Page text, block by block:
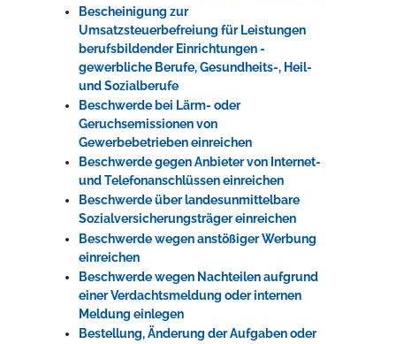
Bescheinigung zur
Umsatzsteuerbefreiung für Leistungen
berufsbildender Einrichtungen -
gewerbliche Berufe, Gesundheits-, Heil-
und Sozialberufe
Beschwerde bei Lärm- oder
Geruchsemissionen von
Gewerbebetrieben einreichen
Beschwerde gegen Anbieter von Internet-
und Telefonanschlüssen einreichen
Beschwerde über landesunmittelbare
Sozialversicherungsträger einreichen
Beschwerde wegen anstößiger Werbung
einreichen
Beschwerde wegen Nachteilen aufgrund
einer Verdachtsmeldung oder internen
Meldung einlegen
Bestellung, Änderung der Aufgaben oder